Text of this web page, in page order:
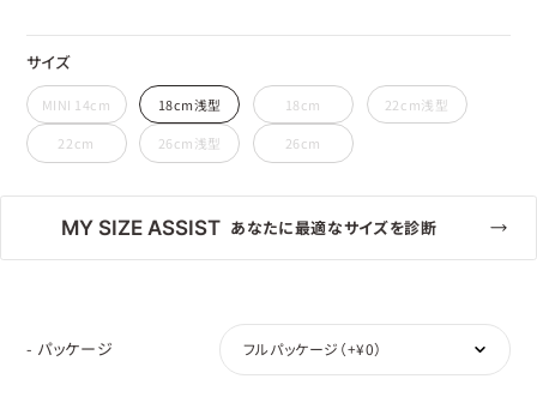
サイズ
MINI 14cm 18cm浅型 18cm 22cm浅型
22cm 26cm浅型 26cm
MY SIZE ASSIST あなたに最適なサイズを診断
- パッケージ